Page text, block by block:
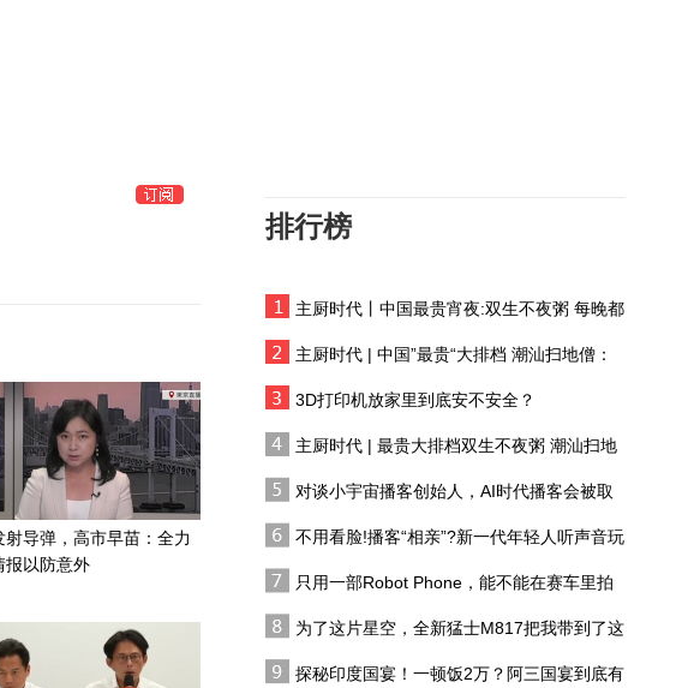
拥有一位“AI体育老师”是
关升级一般趣味十足
AI上岗，人类凭什么不下
探“灯塔工厂”看AI验车有
多快
AI医疗时代的重生与危机
当AI球鞋有了“黑科技”加
弊？
射导弹，高市早苗：全力
报以防意外
排行榜
主厨时代丨中国最贵宵夜:双生不夜粥 每晚都
主厨时代 | 中国”最贵“大排档 潮汕扫地僧：
3D打印机放家里到底安不安全？
主厨时代 | 最贵大排档双生不夜粥 潮汕扫地
对谈小宇宙播客创始人，AI时代播客会被取
不用看脸!播客“相亲”?新一代年轻人听声音玩
只用一部Robot Phone，能不能在赛车里拍
为了这片星空，全新猛士M817把我带到了这
探秘印度国宴！一顿饭2万？阿三国宴到底有